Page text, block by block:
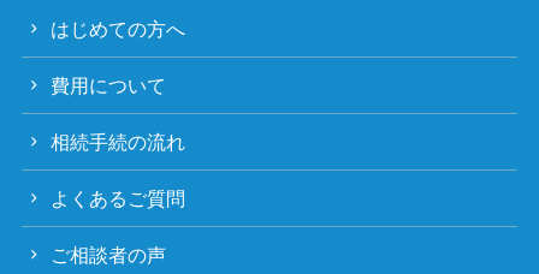
はじめての方へ
費用について
相続手続の流れ
よくあるご質問
ご相談者の声